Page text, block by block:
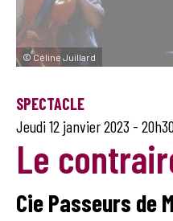
© Céline Juillard
SPECTACLE
Jeudi 12 janvier 2023 -
Le
Cie Passeurs de